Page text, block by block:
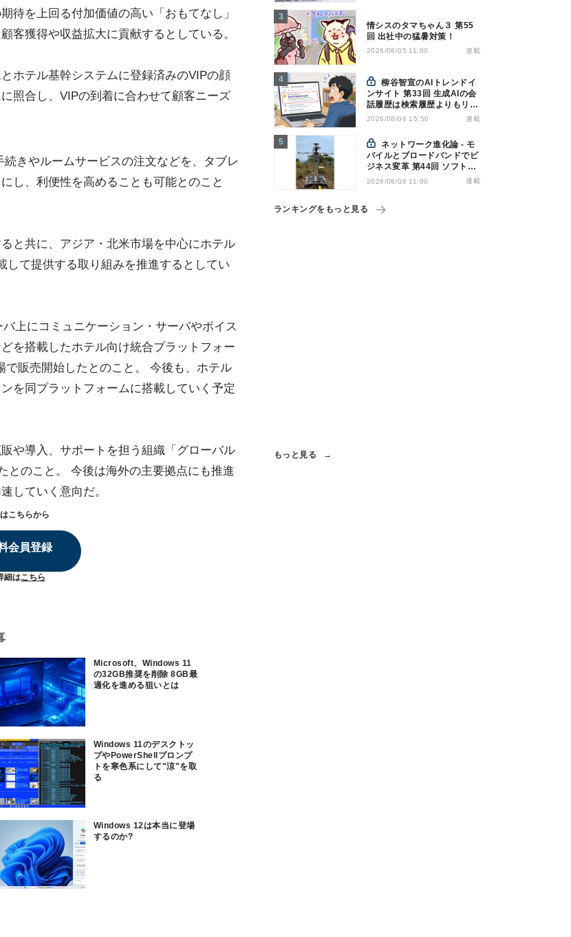
待を上回る付加価値の高い「おもてなし」
客獲得や収益拡大に貢献するとしている。
ホテル基幹システムに登録済みのVIPの顔
照合し、VIPの到着に合わせて顧客ニーズ
きやルームサービスの注文などを、タブレ
し、利便性を高めることも可能とのこと
と共に、アジア・北米市場を中心にホテル
して提供する取り組みを推進するとしてい
上にコミュニケーション・サーバやボイス
を搭載したホテル向け統合プラットフォー
販売開始したとのこと。 今後も、ホテル
を同プラットフォームに搭載していく予定
や導入、サポートを担う組織「グローバル
とのこと。 今後は海外の主要拠点にも推進
していく意向だ。
こちらから
会員登録
細はこちら
Microsoft、Windows 11
の32GB推奨を削除 8GB最
適化を進める狙いとは
Windows 11のデスクトッ
プやPowerShellプロンプ
トを寒色系にして"涼"を取
る
Windows 12は本当に登場
するのか?
情シスのタマちゃん３ 第55
回 出社中の猛暑対策！
2026/08/05 11:00 連載
柳谷智宣のAIトレンドイ
ンサイト 第33回 生成AIの会
話履歴は検索履歴よりもリス
キー？今のうちに情報漏洩対
2026/08/06 15:50 連載
ネットワーク進化論 - モ
バイルとブロードバンドでビ
ジネス変革 第44回 ソフトバ
ンクが「HAPS」のプレ商用
2026/08/06 11:00 連載
ランキングをもっと見る
もっと見る